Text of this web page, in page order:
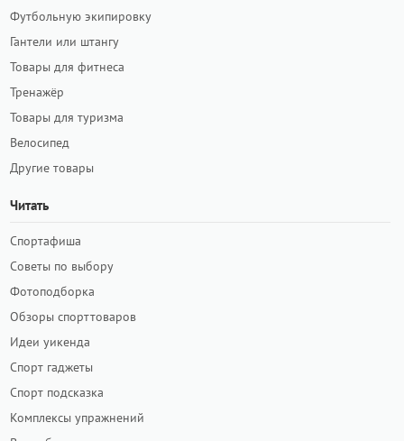
Футбольную экипировку
Гантели или штангу
Товары для фитнеса
Тренажёр
Товары для туризма
Велосипед
Другие товары
Читать
Спортафиша
Советы по выбору
Фотоподборка
Обзоры спорттоваров
Идеи уикенда
Спорт гаджеты
Спорт подсказка
Комплексы упражнений